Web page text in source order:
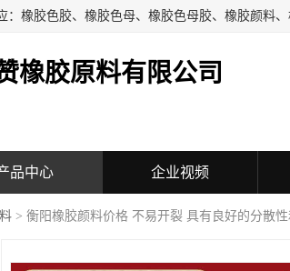
橡胶原料有限公司
品中心 企业视频
> 衡阳橡胶颜料价格 不易开裂 具有良好的分散